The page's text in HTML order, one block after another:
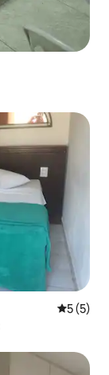
平均评分
5 (5)